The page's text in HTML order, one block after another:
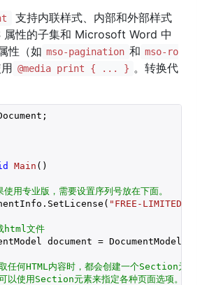
支持内联样式、内部和外部样式
属性的子集和 Microsoft Word 中
性（如 mso-pagination 和 mso-ro
@media print { ... } 。转换代
Main ( )
用专业版，需要设置序列号放在下面。
"FREE-LIMITED-
文件
document =
任何HTML内容时，都会创建一个Section元素。
以使用Section元素来指定各种页面选项。